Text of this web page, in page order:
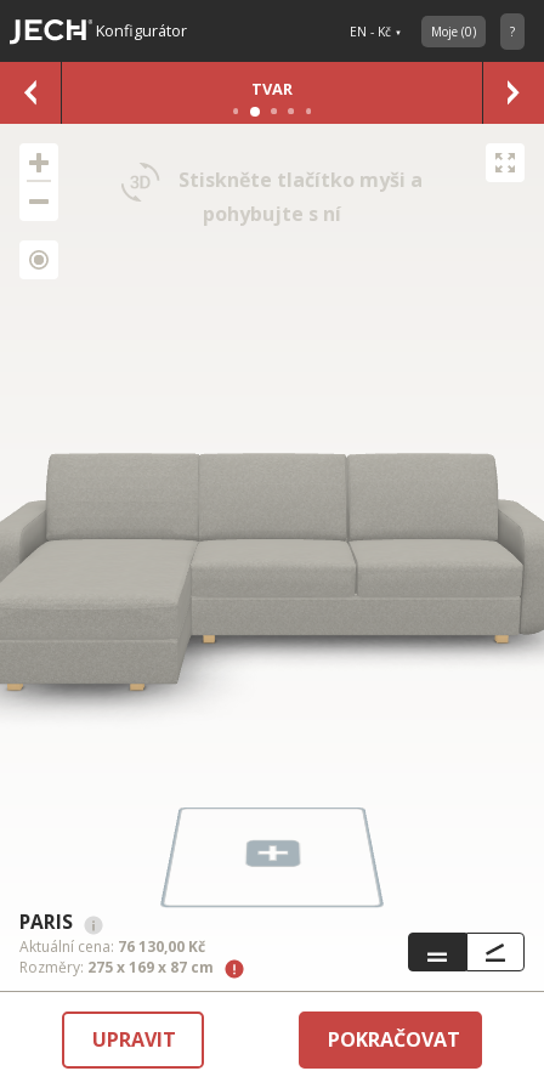
Konfigurátor EN - Kč Moje (0) ?
TVAR
PARIS
Aktuální cena: 76 130,00 Kč
Rozměry: 275 x 169 x 87 cm
Stiskněte tlačítko myši a
pohybujte s ní
UPRAVIT POKRAČOVAT